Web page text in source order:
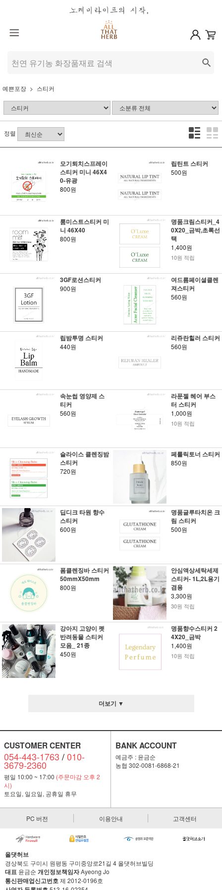
예쁜포장 스티커
정렬
모기퇴치스프레이
스티커 미니 46X4
0-유광
800원
립틴트 스티커
500원
룸미스트스티커 미
니 46X40
800원
명품크림스티커_4
0X20_금박,초록선
택
1,400원
10원 적립
3GF로션스티커
900원
여드름페이셜클렌
져스티커
560원
립밤투명 스티커
440원
리쥬란힐러 스티커
560원
속눈썹 영양제 스
티커
560원
라푼젤 헤어 부스
터 스티커
1,000원
10원 적립
슬라이스 클렌징밤
스티커
720원
페룰릭토너 스티커
850원
딥디크 타원 향수
스티커
600원
명품글루타치온 크
림 스티커
500원
폼클렌징바 스티커
50mmX50mm
800원
안심액상세탁세제
스티커- 1L,2L용기
겸용
3,300원
30원 적립
강아지 고양이 펫
반려동물 스티커
모음_ 21종
450원
명품향수스티커 2
4X20_금박
1,400원
10원 적립
더보기 ▼
CUSTOMER CENTER
054-443-1763 /010-
3679-2360
평일 10:00 ~ 17:00 (주문마감 오후 2
시)
토요일, 일요일, 공휴일 휴무
BANK ACCOUNT
예금주 : 윤금순
농협 302-0081-6868-21
PC 버전 이용안내 고객센터
올댓허브
경상북도 구미시 원평동 구미중앙로21길 4 올댓허브빌딩
대표 윤금순 개인정보책임자Ayeong Jo
통신판매업신고번호제 2012-0196호